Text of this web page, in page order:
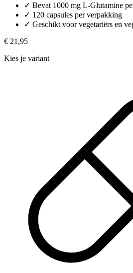
✓ Bevat 1000 mg L-Glutamine
✓ 120 capsules per verpakking
✓ Geschikt voor vegetariërs en
€ 21,95
Kies je variant